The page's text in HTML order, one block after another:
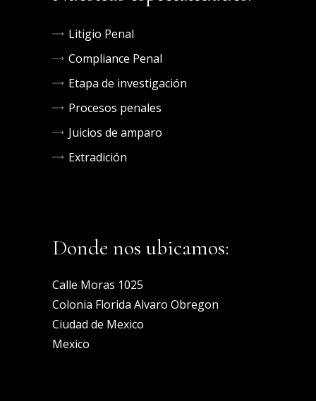
Litigio Penal
Compliance Penal
Etapa de investigación
Procesos penales
Juicios de amparo
Extradición
Donde nos ubicamos:
Calle Moras 1025
Colonia Florida Alvaro Obregon
Ciudad de Mexico
Mexico